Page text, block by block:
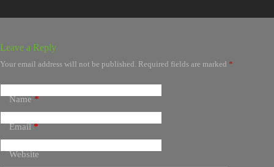
Leave a Reply
Your email address will not be published. Required fields are marked *
Name*
Email*
Website